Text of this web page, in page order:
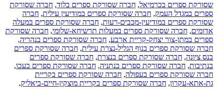
שסורקת ספרים בכרמיאל, חברה שסורקת ספרים בלוד, חברה שסורקת
ספרים במגדל העמק, חברה שסורקת ספרים במודיעין עילית, חברה
שסורקת ספרים במודיעין-מכבים-רעות, חברה שסורקת ספרים במעלה
אדומים, חברה שסורקת ספרים במעלות תרשיחא-שלומי, חברה שסורקת
ספרים במתן-צור יצחק-קריית ארבע, חברה שסורקת ספרים בנהריה,
חברה שסורקת ספרים בנוף הגליל-נצרת עילית, חברה שסורקת ספרים
בנס ציונה, חברה שסורקת ספרים בנצרת, חברה שסורקת ספרים
בנתיבות, חברה שסורקת ספרים בנתניה, חברה שסורקת ספרים בעכו,
חברה שסורקת ספרים בעפולה, חברה שסורקת ספרים בקריית
גת-אתא-עקרון, חברה שסורקת ספרים בקריית מוצקין-חיים-ביאליק,